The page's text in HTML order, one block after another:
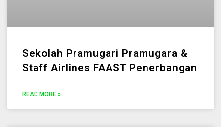
Sekolah Pramugari Pramugara &
Staff Airlines FAAST Penerbangan
READ MORE »